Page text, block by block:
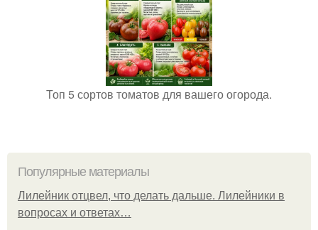
Топ 5 сортов томатов для вашего огорода.
Популярные материалы
Лилейник отцвел, что делать дальше. Лилейники в
вопросах и ответах…